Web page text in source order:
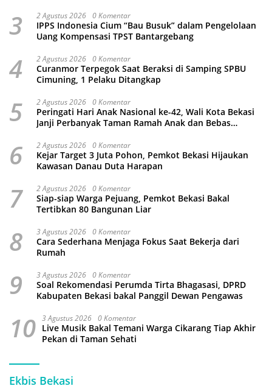
3 2 Agustus 2026 0 Komentar
IPPS Indonesia Cium “Bau Busuk” dalam Pengelolaan
Uang Kompensasi TPST Bantargebang
4 2 Agustus 2026 0 Komentar
Curanmor Terpegok Saat Beraksi di Samping SPBU
Cimuning, 1 Pelaku Ditangkap
5 2 Agustus 2026 0 Komentar
Peringati Hari Anak Nasional ke-42, Wali Kota Bekasi
Janji Perbanyak Taman Ramah Anak dan Bebas
6 2 Agustus 2026 0 Komentar
Kejar Target 3 Juta Pohon, Pemkot Bekasi Hijaukan
Kawasan Danau Duta Harapan
7 2 Agustus 2026 0 Komentar
Siap-siap Warga Pejuang, Pemkot Bekasi Bakal
Tertibkan 80 Bangunan Liar
8 3 Agustus 2026 0 Komentar
Cara Sederhana Menjaga Fokus Saat Bekerja dari
Rumah
9 3 Agustus 2026 0 Komentar
Soal Rekomendasi Perumda Tirta Bhagasasi, DPRD
Kabupaten Bekasi bakal Panggil Dewan Pengawas
10 3 Agustus 2026 0 Komentar
Live Musik Bakal Temani Warga Cikarang Tiap Akhir
Pekan di Taman Sehati
Ekbis Bekasi